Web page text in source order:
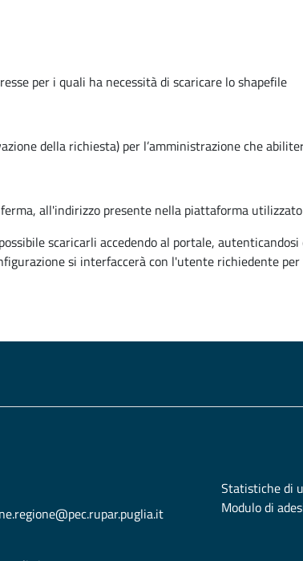
per i quali ha necessità di scaricare lo shapefile
della richiesta) per l’amministrazione che
all'indirizzo presente nella piattaforma
scaricarli accedendo al portale, autenticandosi
si interfaccerà con l'utente richiedente
Statistiche di
Modulo di